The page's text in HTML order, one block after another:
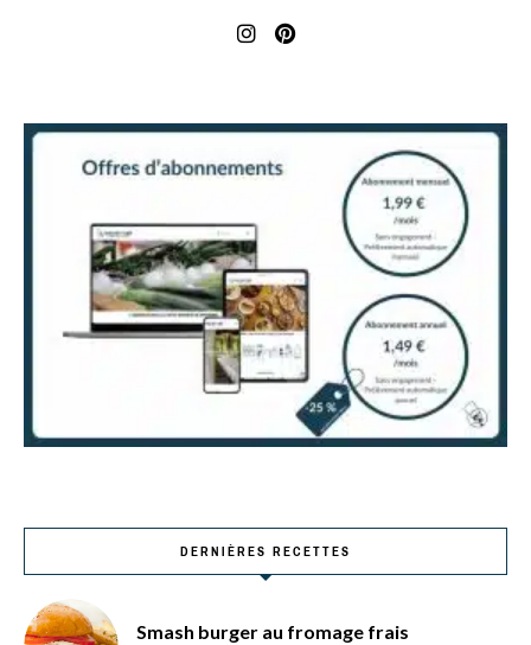
DERNIÈRES RECETTES
Smash burger au fromage frais